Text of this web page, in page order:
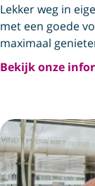
Lekker weg in
met een goede
maximaal
Bekijk onze